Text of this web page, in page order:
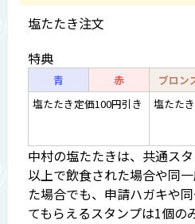
塩たたき注文
特典
青 赤 ブロン
塩たたき定価100円引き
塩たた
中村の塩たたきは、共通ス
以上で飲食された場合や同
た場合でも、申請ハガキや
てもらえるスタンプは1個の